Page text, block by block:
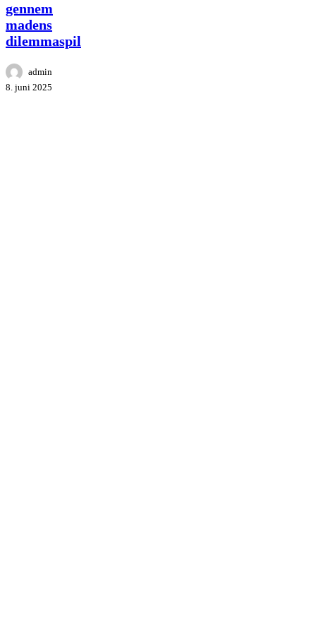
sundt
gennem
madens
dilemmaspil
gennem
madens
dilemmaspil
admin
8. juni 2025